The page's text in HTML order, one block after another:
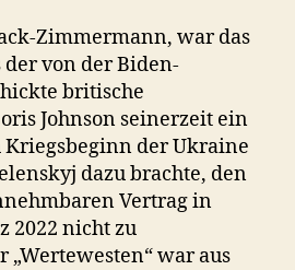
Zimmermann, war das
der von der Biden-
britische
Johnson seinerzeit ein
Kriegsbeginn der Ukraine
dazu brachte, den
Vertrag in
2022 nicht zu
war aus